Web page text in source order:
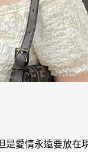
是愛情永遠要放